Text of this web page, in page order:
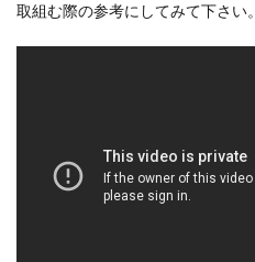
取組む際の参考にしてみて下さい。